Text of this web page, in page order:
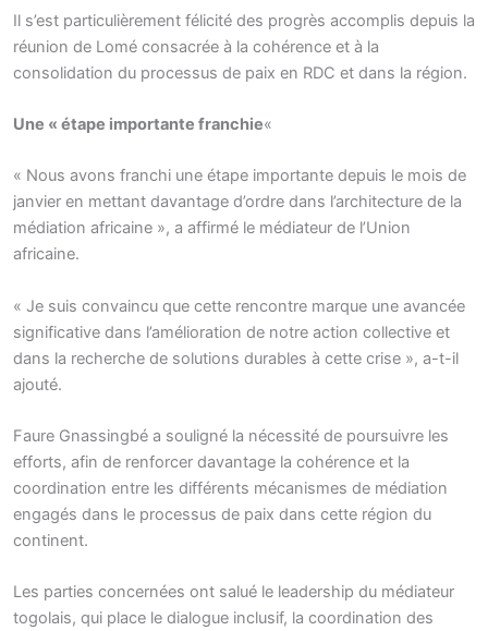
Il s’est particulièrement félicité des progrès accomplis depuis la
réunion de Lomé consacrée à la cohérence et à la
consolidation du processus de paix en RDC et dans la région.
Une « étape importante franchie«
« Nous avons franchi une étape importante depuis le mois de
janvier en mettant davantage d’ordre dans l’architecture de la
médiation africaine », a affirmé le médiateur de l’Union
africaine.
« Je suis convaincu que cette rencontre marque une avancée
significative dans l’amélioration de notre action collective et
dans la recherche de solutions durables à cette crise », a-t-il
ajouté.
Faure Gnassingbé a souligné la nécessité de poursuivre les
efforts, afin de renforcer davantage la cohérence et la
coordination entre les différents mécanismes de médiation
engagés dans le processus de paix dans cette région du
continent.
Les parties concernées ont salué le leadership du médiateur
togolais, qui place le dialogue inclusif, la coordination des